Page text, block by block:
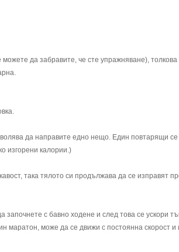
да забравите, че сте упражняване), толкова
да направите едно нещо. Един повтарящи
изгорени калории.)
така тялото си продължава да се изправят
с бавно ходене и след това се ускори
маратон, може да се движи с постоянна скорост и